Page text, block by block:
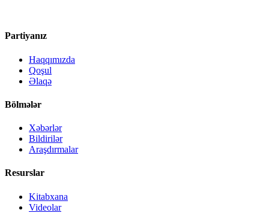
Partiyanız
Haqqımızda
Qoşul
Əlaqə
Bölmələr
Xəbərlər
Bildirilər
Araşdırmalar
Resurslar
Kitabxana
Videolar